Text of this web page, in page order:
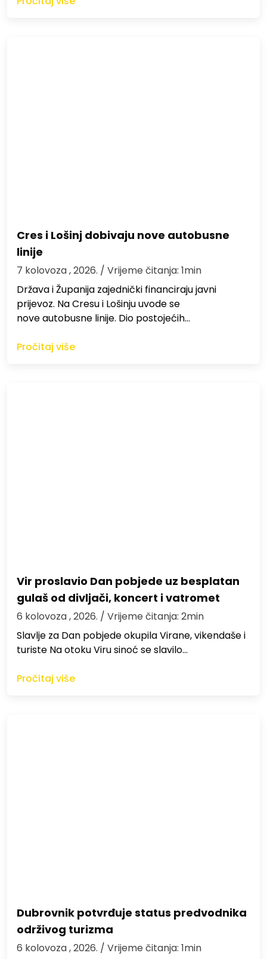
Cres i Lošinj dobivaju nove autobusne
linije
7 kolovoza , 2026. / Vrijeme čitanja: 1min
Država i Županija zajednički financiraju javni
prijevoz. Na Cresu i Lošinju uvode se
nove autobusne linije. Dio postojećih…
Pročitaj više
Vir proslavio Dan pobjede uz besplatan
gulaš od divljači, koncert i vatromet
6 kolovoza , 2026. / Vrijeme čitanja: 2min
Slavlje za Dan pobjede okupila Virane, vikendaše i
turiste Na otoku Viru sinoć se slavilo…
Pročitaj više
Dubrovnik potvrđuje status predvodnika
održivog turizma
6 kolovoza , 2026. / Vrijeme čitanja: 1min